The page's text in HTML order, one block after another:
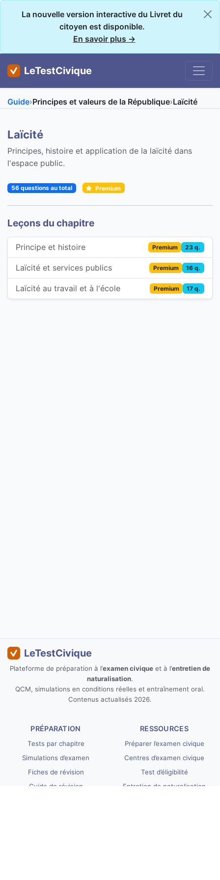
La nouvelle version interactive du Livret du
citoyen est disponible.
En savoir plus →
LeTestCivique
Guide›Principes et valeurs de la République›Laïcité
Laïcité
Principes, histoire et application de la laïcité dans
l'espace public.
56 questions au total Premium
Leçons du chapitre
Principe et histoire Premium 23 q.
Laïcité et services publics Premium 16 q.
Laïcité au travail et à l'école Premium 17 q.
LeTestCivique
Plateforme de préparation à l’examen civique et à l’entretien de
naturalisation.
QCM, simulations en conditions réelles et entraînement oral.
Contenus actualisés 2026.
PRÉPARATION
Tests par chapitre
Simulations d’examen
Fiches de révision
Guide de révision
RESSOURCES
Préparer l’examen civique
Centres d’examen civique
Test d’éligibilité
Entretien de naturalisation